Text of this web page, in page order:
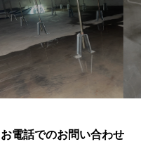
お電話でのお問い合わせ